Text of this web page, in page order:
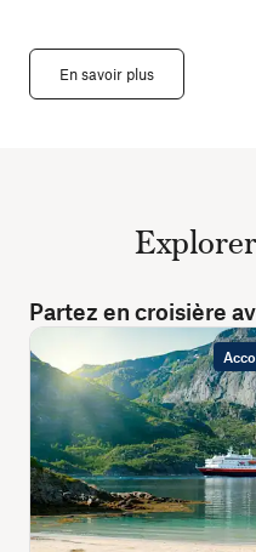
En savoir plus
Partez en croisière